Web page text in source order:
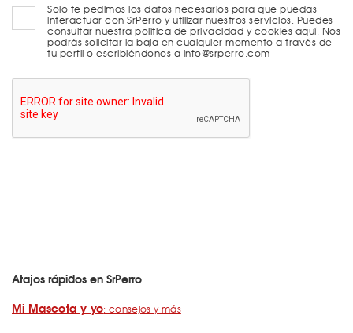
Solo te pedimos los datos necesarios para que puedas
interactuar con SrPerro y utilizar nuestros servicios. Puedes
consultar nuestra política de privacidad y cookies aquí. Nos
podrás solicitar la baja en cualquier momento a través de
tu perfil o escribiéndonos a info@srperro.com
Atajos rápidos en SrPerro
Mi Mascota y yo: consejos y más